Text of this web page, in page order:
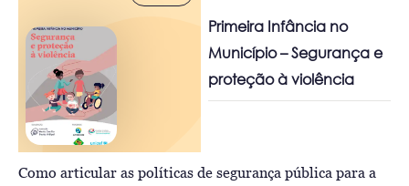
Primeira Infância no
Município – Segurança e
proteção à violência
Como articular as políticas de segurança pública para a